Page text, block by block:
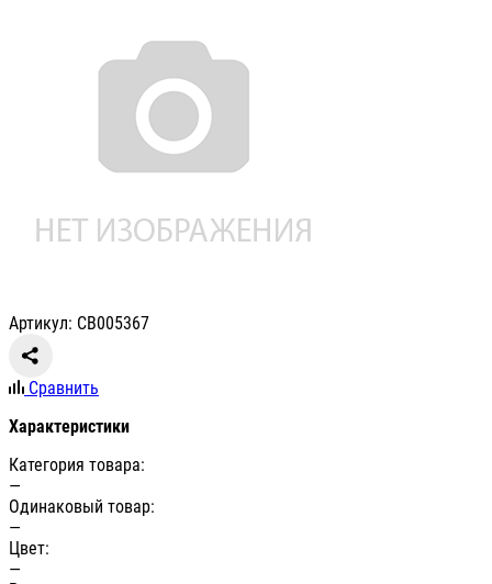
Артикул: СВ005367
Сравнить
Характеристики
Категория товара:
—
Одинаковый товар:
—
Цвет:
—